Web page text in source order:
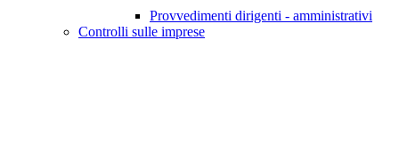
Provvedimenti dirigenti - amministrativi
Controlli sulle imprese